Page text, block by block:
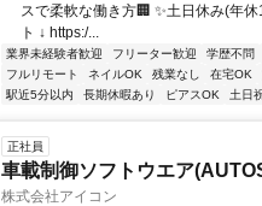
スで柔軟な働き方🏢 ✨土日休み(年
ト ↓ https:/...
業界未経験者歓迎 フリーター歓迎 学歴不問
フルリモート
ネイルOK 残業なし 在宅OK
駅近5分以内
長期休暇あり ピアスOK 土日
正社員
車載制御ソフトウエア
株式会社アイコン